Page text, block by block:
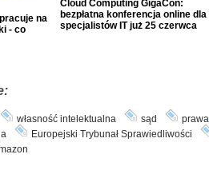
na
- co
Cloud Computing GigaCon:
bezpłatna konferencja online dla
specjalistów IT już 25 czerwca
własność intelektualna sąd
Europejski Trybunał Sprawiedliwości